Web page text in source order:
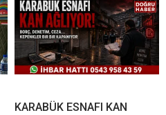
KARABÜK ESNAFI KAN